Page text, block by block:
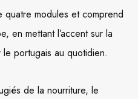
modules et comprend
en mettant l’accent sur la
portugais au quotidien.
de la nourriture, le